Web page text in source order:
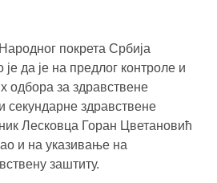
покрета Србија
да је на предлог контроле и
одбора за здравствене
секундарне здравствене
Лесковца Горан Цветановић
и на указивање на
заштиту.